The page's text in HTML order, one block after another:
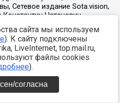
сайта мы используем
). К сайту подключены
LiveInternet, top.mail.ru,
файлы cookies
).
согласна